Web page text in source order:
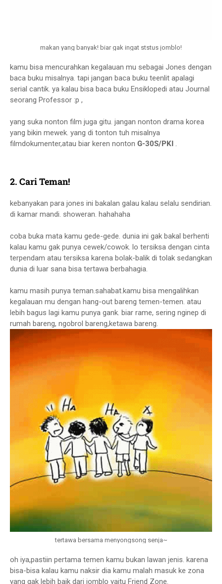
makan yang banyak! biar gak ingat ststus jomblo!
kamu bisa mencurahkan kegalauan mu sebagai Jones dengan
baca buku misalnya. tapi jangan baca buku teenlit apalagi
serial cantik. ya kalau bisa baca buku Ensiklopedi atau Journal
seorang Professor :p ,
yang suka nonton film juga gitu. jangan nonton drama korea
yang bikin mewek. yang di tonton tuh misalnya
filmdokumenter,atau biar keren nonton G-30S/PKI .
2. Cari Teman!
kebanyakan para jones ini bakalan galau kalau selalu sendirian.
di kamar mandi. showeran. hahahaha
coba buka mata kamu gede-gede. dunia ini gak bakal berhenti
kalau kamu gak punya cewek/cowok. lo tersiksa dengan cinta
terpendam atau tersiksa karena bolak-balik di tolak sedangkan
dunia di luar sana bisa tertawa berbahagia.
kamu masih punya teman.sahabat.kamu bisa mengalihkan
kegalauan mu dengan hang-out bareng temen-temen. atau
lebih bagus lagi kamu punya gank. biar rame, sering nginep di
rumah bareng, ngobrol bareng,ketawa bareng.
tertawa bersama menyongsong senja~
oh iya,pastiin pertama temen kamu bukan lawan jenis. karena
bisa-bisa kalau kamu naksir dia kamu malah masuk ke zona
yang gak lebih baik dari jomblo yaitu Friend Zone.